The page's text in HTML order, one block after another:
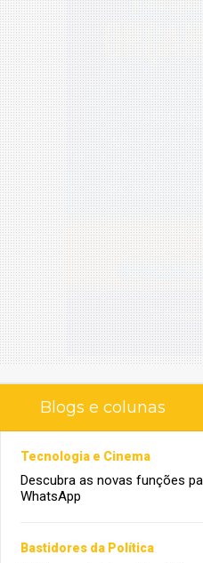
Blogs e colunas
Tecnologia e Cinema
Descubra as novas funções
WhatsApp
Bastidores da Política